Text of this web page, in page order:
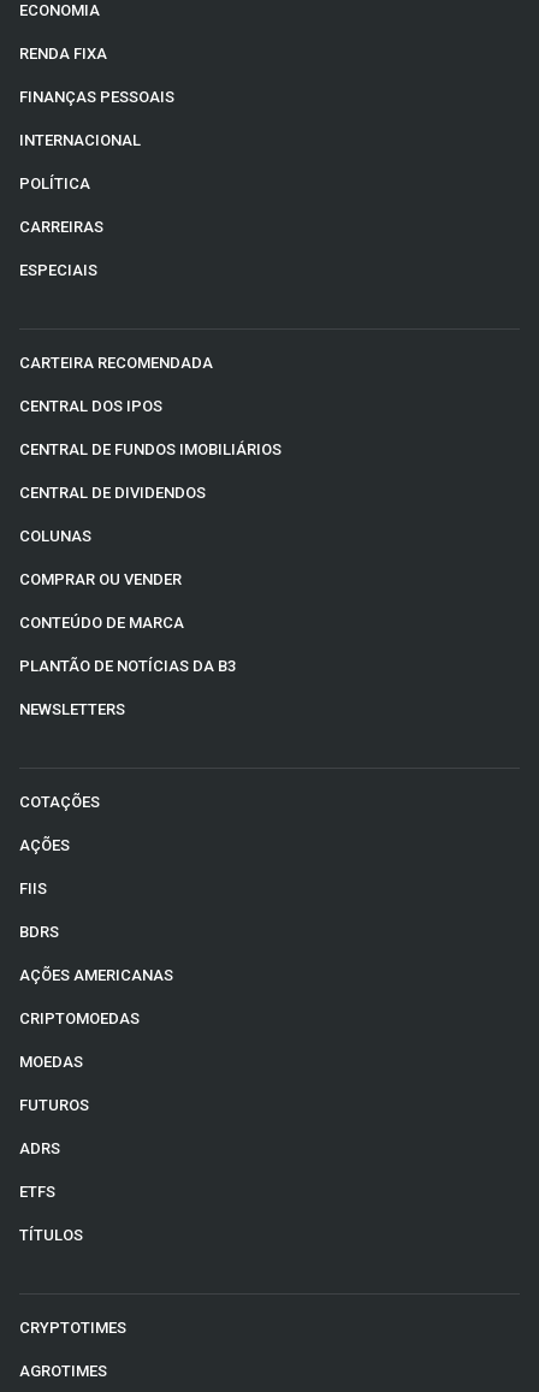
ECONOMIA
RENDA FIXA
FINANÇAS PESSOAIS
INTERNACIONAL
POLÍTICA
CARREIRAS
ESPECIAIS
CARTEIRA RECOMENDADA
CENTRAL DOS IPOS
CENTRAL DE FUNDOS IMOBILIÁRIOS
CENTRAL DE DIVIDENDOS
COLUNAS
COMPRAR OU VENDER
CONTEÚDO DE MARCA
PLANTÃO DE NOTÍCIAS DA B3
NEWSLETTERS
COTAÇÕES
AÇÕES
FIIS
BDRS
AÇÕES AMERICANAS
CRIPTOMOEDAS
MOEDAS
FUTUROS
ADRS
ETFS
TÍTULOS
CRYPTOTIMES
AGROTIMES